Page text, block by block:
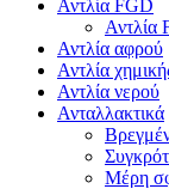
Αντλία FGD
Αντλία
Αντλία αφρού
Αντλία
Αντλία νερού
Ανταλλακτικά
Μέρη